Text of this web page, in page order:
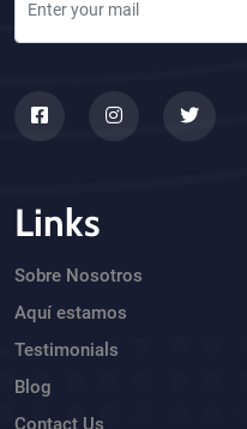
Links
Sobre Nosotros
Aquí estamos
Testimonials
Blog